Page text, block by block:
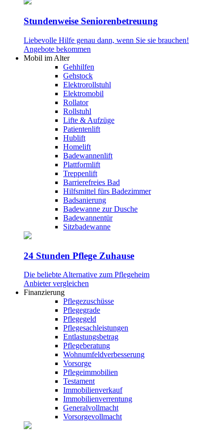
Stundenweise Seniorenbetreuung
Liebevolle Hilfe genau dann, wenn Sie sie brauchen!
Angebote bekommen
Mobil im Alter
Gehhilfen
Gehstock
Elektrorollstuhl
Elektromobil
Rollator
Rollstuhl
Lifte & Aufzüge
Patientenlift
Hublift
Homelift
Badewannenlift
Plattformlift
Treppenlift
Barrierefreies Bad
Hilfsmittel fürs Badezimmer
Badsanierung
Badewanne zur Dusche
Badewannentür
Sitzbadewanne
24 Stunden Pflege Zuhause
Die beliebte Alternative zum Pflegeheim
Anbieter vergleichen
Finanzierung
Pflegezuschüsse
Pflegegrade
Pflegegeld
Pflegesachleistungen
Entlastungsbetrag
Pflegeberatung
Wohnumfeldverbesserung
Vorsorge
Pflegeimmobilien
Testament
Immobilienverkauf
Immobilienverrentung
Generalvollmacht
Vorsorgevollmacht